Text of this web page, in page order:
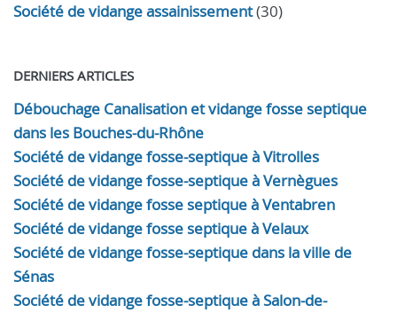
Société de vidange assainissement(30)
DERNIERS ARTICLES
Débouchage Canalisation et vidange fosse septique
dans les Bouches-du-Rhône
Société de vidange fosse-septique à Vitrolles
Société de vidange fosse-septique à Vernègues
Société de vidange fosse septique à Ventabren
Société de vidange fosse septique à Velaux
Société de vidange fosse-septique dans la ville de
Sénas
Société de vidange fosse-septique à Salon-de-